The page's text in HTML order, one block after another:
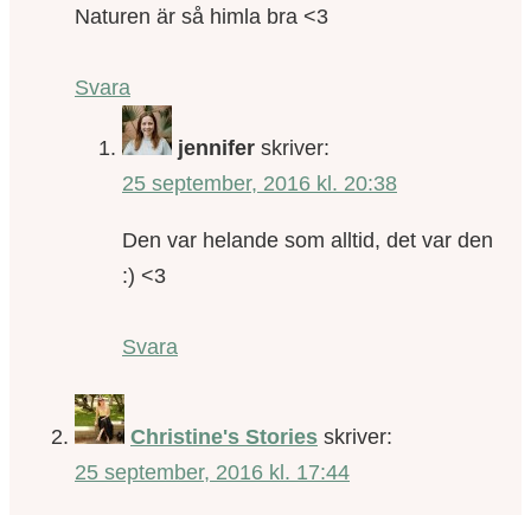
Naturen är så himla bra <3
Svara
jennifer skriver:
25 september, 2016 kl. 20:38
Den var helande som alltid, det var den
:) <3
Svara
Christine's Stories skriver:
25 september, 2016 kl. 17:44